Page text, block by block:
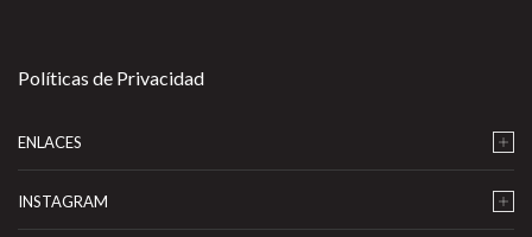
Políticas de Privacidad
ENLACES
INSTAGRAM